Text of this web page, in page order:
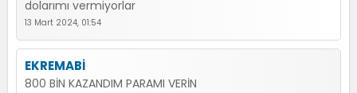
dolarımı vermiyorlar
13 Mart 2024, 01:54
EKREMABİ
800 BİN KAZANDIM PARAMI VERİN